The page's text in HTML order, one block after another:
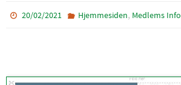
20/02/2021 Hjemmesiden, Medlems Info